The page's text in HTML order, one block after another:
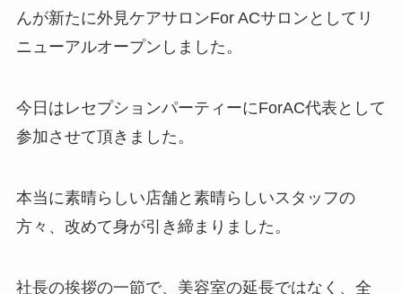
んが新たに外見ケアサロンFor ACサロンとしてリ
ニューアルオープンしました。
今日はレセプションパーティーにForAC代表として
参加させて頂きました。
本当に素晴らしい店舗と素晴らしいスタッフの
方々、改めて身が引き締まりました。
社長の挨拶の一節で、美容室の延長ではなく、全